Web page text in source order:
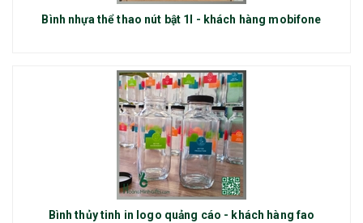
Bình nhựa thể thao nút bật 1l - khách hàng mobifone
Bình thủy tinh in logo quảng cáo - khách hàng fao